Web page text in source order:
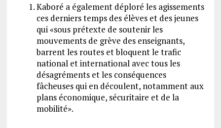
Kaboré a également déploré les agissements
ces derniers temps des élèves et des jeunes
qui «sous prétexte de soutenir les
mouvements de grève des enseignants,
barrent les routes et bloquent le trafic
national et international avec tous les
désagréments et les conséquences
fâcheuses qui en découlent, notamment aux
plans économique, sécuritaire et de la
mobilité».